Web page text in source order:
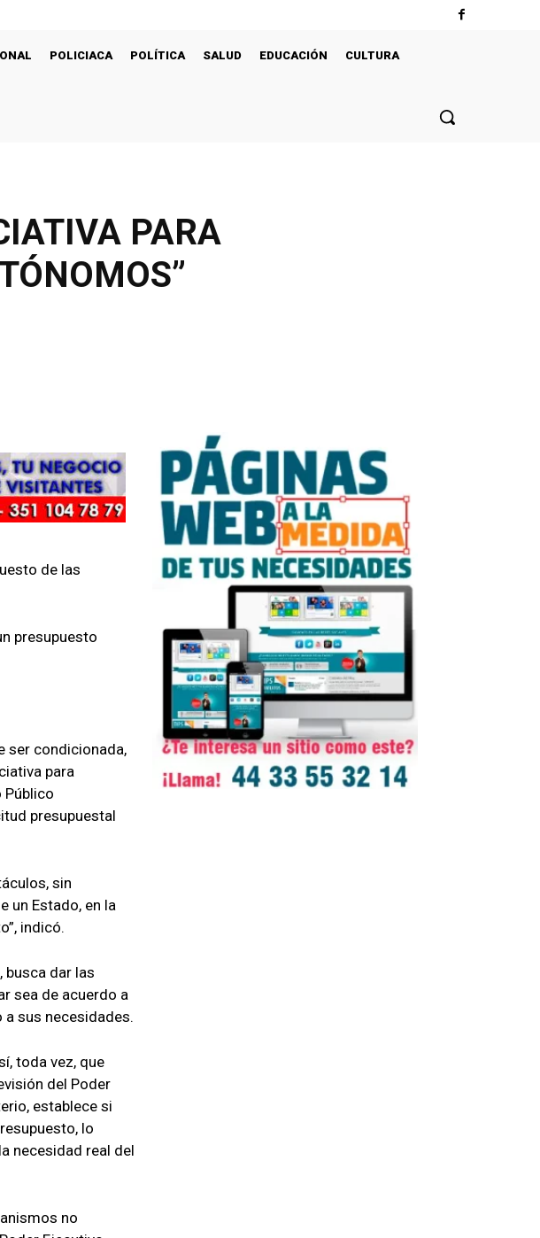
POLICIACA POLÍTICA SALUD EDUCACIÓN
CULTURA
PARA
de las
presupuesto
ser condicionada,
para
Público
presupuestal
sin
un Estado, en la
indicó.
busca dar las
sea de acuerdo a
a sus necesidades.
toda vez, que
del Poder
establece si
lo
necesidad real del
no